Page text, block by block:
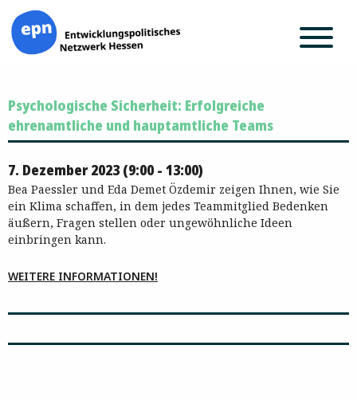
Inhalt
springen
Psychologische Sicherheit: Erfolgreiche
ehrenamtliche und hauptamtliche Teams
7. Dezember 2023 (9:00 - 13:00)
Bea Paessler und Eda Demet Özdemir zeigen Ihnen, wie Sie
ein Klima schaffen, in dem jedes Teammitglied Bedenken
äußern, Fragen stellen oder ungewöhnliche Ideen
einbringen kann.
WEITERE INFORMATIONEN!